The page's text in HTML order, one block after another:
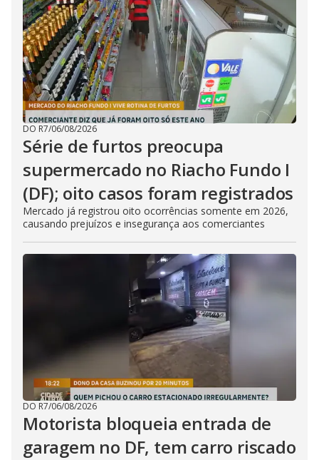
DO R7/06/08/2026
Série de furtos preocupa
supermercado no Riacho Fundo I
(DF); oito casos foram registrados
Mercado já registrou oito ocorrências somente em 2026,
causando prejuízos e insegurança aos comerciantes
DO R7/06/08/2026
Motorista bloqueia entrada de
garagem no DF, tem carro riscado